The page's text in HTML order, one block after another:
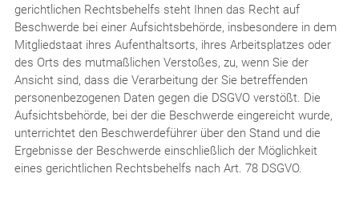
gerichtlichen Rechtsbehelfs steht Ihnen das Recht auf
Beschwerde bei einer Aufsichtsbehörde, insbesondere in dem
Mitgliedstaat ihres Aufenthaltsorts, ihres Arbeitsplatzes oder
des Orts des mutmaßlichen Verstoßes, zu, wenn Sie der
Ansicht sind, dass die Verarbeitung der Sie betreffenden
personenbezogenen Daten gegen die DSGVO verstößt. Die
Aufsichtsbehörde, bei der die Beschwerde eingereicht wurde,
unterrichtet den Beschwerdeführer über den Stand und die
Ergebnisse der Beschwerde einschließlich der Möglichkeit
eines gerichtlichen Rechtsbehelfs nach Art. 78 DSGVO.